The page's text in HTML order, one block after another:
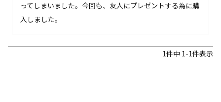
ってしまいました。今回も、友人にプレゼントする為に購
入しました。
1件中 1-1件表示